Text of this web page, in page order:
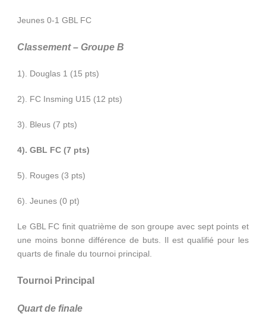
Jeunes 0-1 GBL FC
Classement – Groupe B
1). Douglas 1 (15 pts)
2). FC Insming U15 (12 pts)
3). Bleus (7 pts)
4). GBL FC (7 pts)
5). Rouges (3 pts)
6). Jeunes (0 pt)
Le GBL FC finit quatrième de son groupe avec sept points et
une moins bonne différence de buts. Il est qualifié pour les
quarts de finale du tournoi principal.
Tournoi Principal
Quart de finale